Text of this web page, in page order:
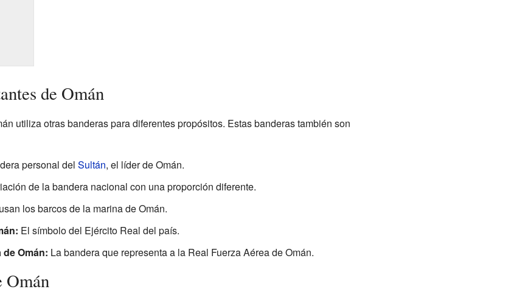
de Omán
utiliza otras banderas para diferentes propósitos. Estas banderas también son
personal del Sultán, el líder de Omán.
de la bandera nacional con una proporción diferente.
los barcos de la marina de Omán.
El símbolo del Ejército Real del país.
de Omán: La bandera que representa a la Real Fuerza Aérea de Omán.
Omán